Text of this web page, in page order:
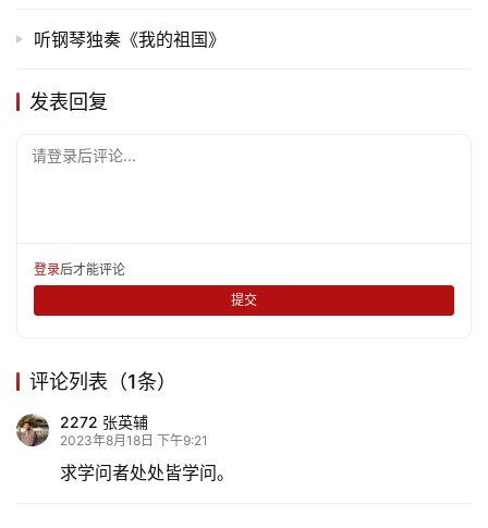
听钢琴独奏《我的祖国》
发表回复
请登录后评论...
登录后才能评论
提交
评论列表（1条）
2272 张英辅
2023年8月18日 下午9:21
求学问者处处皆学问。